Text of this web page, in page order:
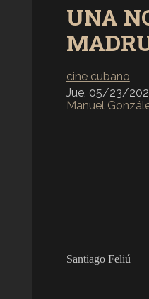
UNA
cine cubano
Jue, 05/23/
Manuel
Santiago Feliú